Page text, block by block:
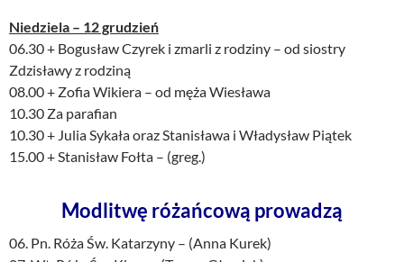
Niedziela – 12 grudzień
06.30 + Bogusław Czyrek i zmarli z rodziny – od siostry
Zdzisławy z rodziną
08.00 + Zofia Wikiera – od męża Wiesława
10.30 Za parafian
10.30 + Julia Sykała oraz Stanisława i Władysław Piątek
15.00 + Stanisław Fołta – (greg.)
Modlitwę różańcową prowadzą
06. Pn. Róża Św. Katarzyny – (Anna Kurek)